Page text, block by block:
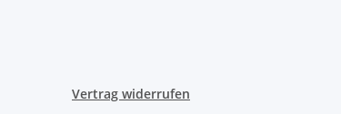
Vertrag widerrufen